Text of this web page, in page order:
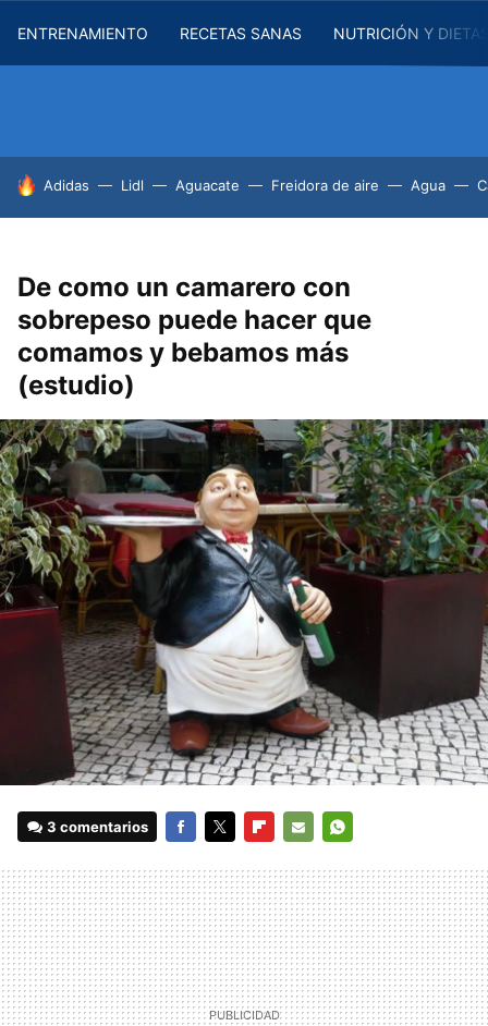
ENTRENAMIENTO RECETAS SANAS NUTRICIÓN Y
HOY SE HABLA DE
Adidas Lidl Aguacate Freidora de aire Agua
De como un camarero con
sobrepeso puede hacer que
comamos y bebamos más
(estudio)
3 comentarios
MAIL